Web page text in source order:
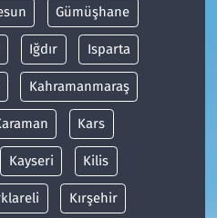
Gümüşhane
Iğdır Isparta
Kahramanmaraş
Kars
Kayseri Kilis
Kırşehir